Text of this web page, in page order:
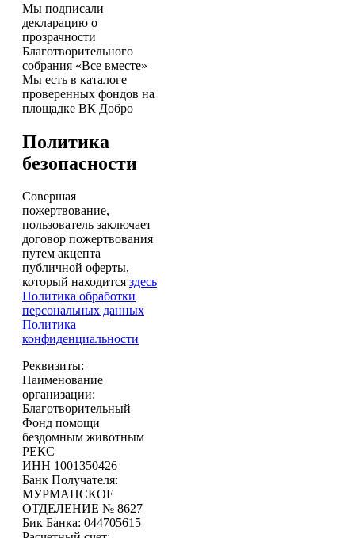
Мы подписали
декларацию о
прозрачности
Благотворительного
собрания «Все вместе»
Мы есть в каталоге
проверенных фондов на
площадке ВК Добро
Политика
безопасности
Совершая
пожертвование,
пользователь заключает
договор пожертвования
путем акцепта
публичной оферты,
который находится здесь
Политика обработки
персональных данных
Политика
конфиденциальности
Реквизиты:
Наименование
организации:
Благотворительный
Фонд помощи
бездомным животным
РЕКС
ИНН 1001350426
Банк Получателя:
МУРМАНСКОЕ
ОТДЕЛЕНИЕ № 8627
Бик Банка: 044705615